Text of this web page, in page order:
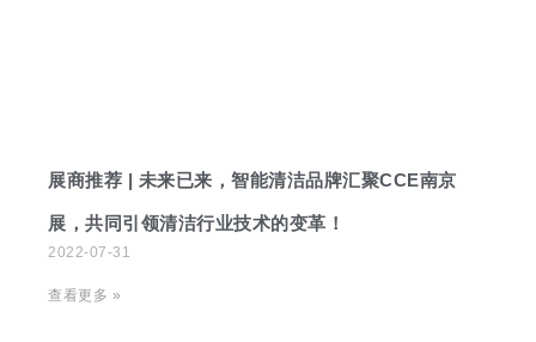
展商推荐 | 未来已来，智能清洁品牌汇聚CCE南京
展，共同引领清洁行业技术的变革！
2022-07-31
查看更多 »